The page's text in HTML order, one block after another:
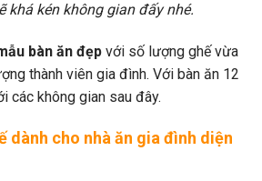
khá kén không gian đấy nhé.
bàn ăn đẹp với số lượng ghế vừa
thành viên gia đình. Với bàn ăn 12
các không gian sau đây.
dành cho nhà ăn gia đình diện